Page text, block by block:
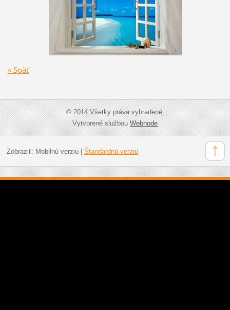
« Späť
© 2014 Všetky práva vyhradené.
Vytvorené službouWebnode
Zobraziť: Mobilnú verziu| Štandardnú verziu